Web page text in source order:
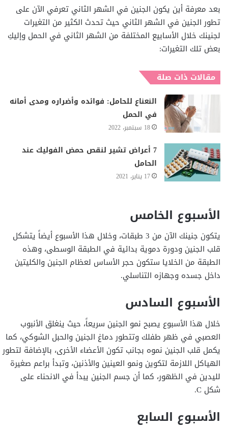
بعد معرفة أين يكون الجنين في الشهر الثاني تعرفي الآن على
تطور الجنين في الشهر الثاني حيث تحدث الكثير من التغيرات
لجنينك خلال الأسابيع المختلفة من الشهر الثاني في الحمل وإليكِ
بعض تلك التغيرات:
مقالات ذات صلة
النعناع للحامل: فوائده وأضراره ومدى أمانه
في الحمل
18 سبتمبر، 2022
7 أعراض تشير لنقص حمض الفوليك عند
الحامل
17 يناير، 2021
الأسبوع الخامس
يتكون جنينك الآن من 3 طبقات، وخلال هذا الأسبوع أيضاً يتشكل
قلب الجنين ودورة دموية بدائية في الطبقة الوسطى، وهذه
الطبقة من الخلايا ستكون حجر الأساس لعظام الجنين والكليتين
داخل جسده وجهازه التناسلي.
الأسبوع السادس
خلال هذا الأسبوع يصبح نمو الجنين سريعاً، حيث ينغلق الأنبوب
العصبي في ظهر طفلك وتتطوردماغ الجنين والحبل الشوكي، كما
يكمل قلب الجنين نموه بجانب تكون الأعضاء الأخرى، بالإضافة لتطور
الهياكل اللازمة لتكوين ونمو العينين والأذنين، وتبدأ براعم صغيرة
لليدين في الظهور، كما أن جسم الجنين يبدأ في الانحناء على
شكل C.
الأسبوع السابع